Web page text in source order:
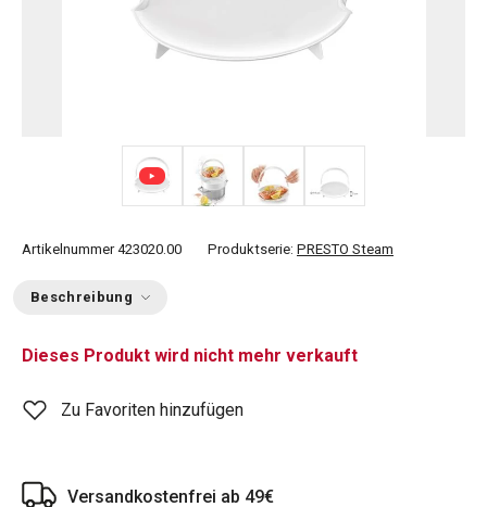
Artikelnummer 423020.00 Produktserie: PRESTO Steam
Beschreibung
Dieses Produkt wird nicht mehr verkauft
Zu Favoriten hinzufügen
Versandkostenfrei ab 49€